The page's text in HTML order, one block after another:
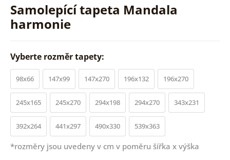
Samolepící tapeta Mandala
harmonie
Vyberte rozměr tapety:
98x66 147x99 147x270 196x132 196x270
245x165 245x270 294x198 294x270 343x231
392x264 441x297 490x330 539x363
*rozměry jsou uvedeny v cm v poměru šířka x výška